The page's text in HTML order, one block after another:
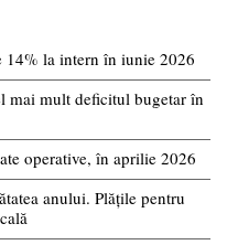
14% la intern în iunie 2026
mai mult deficitul bugetar în
operative, în aprilie 2026
anului. Plățile pentru